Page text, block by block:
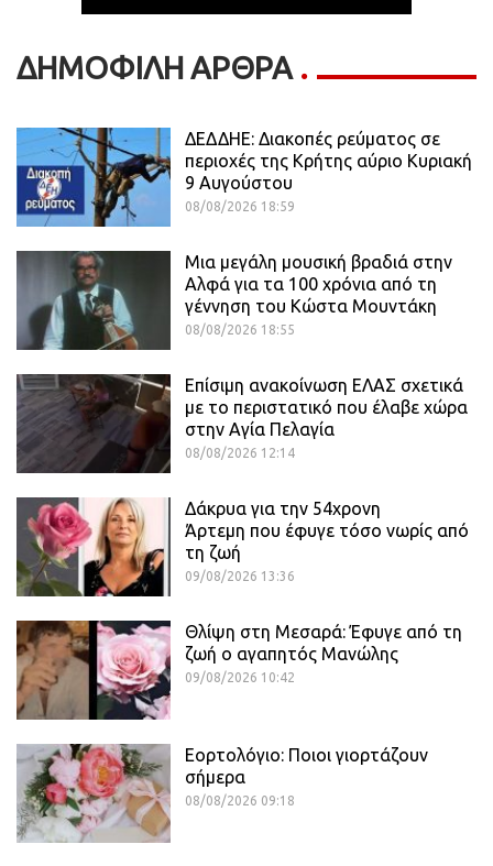
ΔΗΜΟΦΙΛΗ ΑΡΘΡΑ
ΔΕΔΔΗΕ: Διακοπές ρεύματος σε
περιοχές της Κρήτης αύριο Κυριακή
9 Αυγούστου
08/08/2026 18:59
Μια μεγάλη μουσική βραδιά στην
Αλφά για τα 100 χρόνια από τη
γέννηση του Κώστα Μουντάκη
08/08/2026 18:55
Επίσιμη ανακοίνωση ΕΛΑΣ σχετικά
με το περιστατικό που έλαβε χώρα
στην Αγία Πελαγία
08/08/2026 12:14
Δάκρυα για την 54χρονη
Άρτεμη που έφυγε τόσο νωρίς από
τη ζωή
09/08/2026 13:36
Θλίψη στη Μεσαρά: Έφυγε από τη
ζωή ο αγαπητός Μανώλης
09/08/2026 10:42
Εορτολόγιο: Ποιοι γιορτάζουν
σήμερα
08/08/2026 09:18